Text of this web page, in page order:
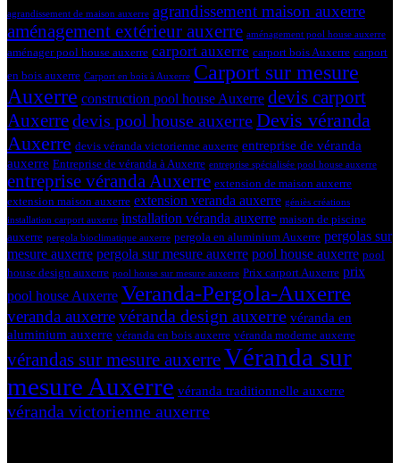
agrandissement de maison auxerre agrandissement maison auxerre
aménagement extérieur auxerre aménagement pool house auxerre
aménager pool house auxerre carport auxerre carport bois Auxerre carport
en bois auxerre Carport en bois à Auxerre Carport sur mesure
Auxerre construction pool house Auxerre devis carport
Auxerredevis pool house auxerreDevis véranda
Auxerre devis véranda victorienne auxerre entreprise de véranda
auxerre Entreprise de véranda à Auxerre entreprise spécialisée pool house auxerre
entreprise véranda Auxerre extension de maison auxerre
extension maison auxerre extension veranda auxerre géniès créations
installation carport auxerre installation véranda auxerre maison de piscine
auxerre pergola bioclimatique auxerre pergola en aluminium Auxerre pergolas sur
mesure auxerre pergola sur mesure auxerre pool house auxerre pool
house design auxerre pool house sur mesure auxerre Prix carport Auxerre prix
pool house Auxerre Veranda-Pergola-Auxerre
veranda auxerrevéranda design auxerre véranda en
aluminium auxerre véranda en bois auxerre véranda moderne auxerre
vérandas sur mesure auxerreVéranda sur
mesure Auxerre véranda traditionnelle auxerre
véranda victorienne auxerre